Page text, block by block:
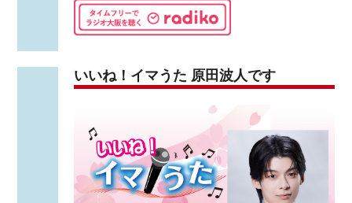
いいね！イマうた 原田波人です